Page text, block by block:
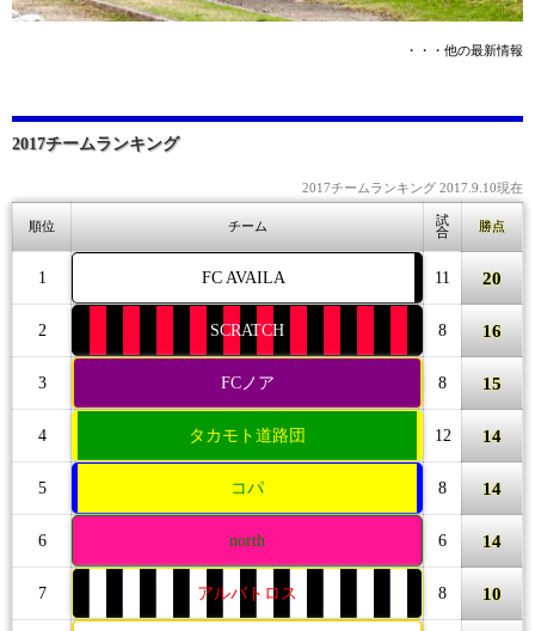
・・・他の最新情報
2017チームランキング
2017チームランキング 2017.9.10現在
順位 チーム
試
合
勝点
1 FC AVAILA 11 20
2 SCRATCH 8 16
3 FCノア 8 15
4 タカモト道路団 12 14
5 コパ 8 14
6 north 6 14
7 アルバトロス 8 10